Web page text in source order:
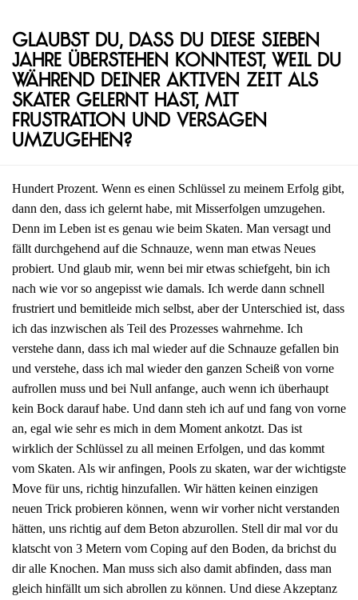
Glaubst du, dass du diese sieben
Jahre überstehen konntest, weil du
während deiner aktiven Zeit als
Skater gelernt hast, mit
Frustration und Versagen
umzugehen?
Hundert Prozent. Wenn es einen Schlüssel zu meinem Erfolg gibt,
dann den, dass ich gelernt habe, mit Misserfolgen umzugehen.
Denn im Leben ist es genau wie beim Skaten. Man versagt und
fällt durchgehend auf die Schnauze, wenn man etwas Neues
probiert. Und glaub mir, wenn bei mir etwas schiefgeht, bin ich
nach wie vor so angepisst wie damals. Ich werde dann schnell
frustriert und bemitleide mich selbst, aber der Unterschied ist, dass
ich das inzwischen als Teil des Prozesses wahrnehme. Ich
verstehe dann, dass ich mal wieder auf die Schnauze gefallen bin
und verstehe, dass ich mal wieder den ganzen Scheiß von vorne
aufrollen muss und bei Null anfange, auch wenn ich überhaupt
kein Bock darauf habe. Und dann steh ich auf und fang von vorne
an, egal wie sehr es mich in dem Moment ankotzt. Das ist
wirklich der Schlüssel zu all meinen Erfolgen, und das kommt
vom Skaten. Als wir anfingen, Pools zu skaten, war der wichtigste
Move für uns, richtig hinzufallen. Wir hätten keinen einzigen
neuen Trick probieren können, wenn wir vorher nicht verstanden
hätten, uns richtig auf dem Beton abzurollen. Stell dir mal vor du
klatscht von 3 Metern vom Coping auf den Boden, da brichst du
dir alle Knochen. Man muss sich also damit abfinden, dass man
gleich hinfällt um sich abrollen zu können. Und diese Akzeptanz